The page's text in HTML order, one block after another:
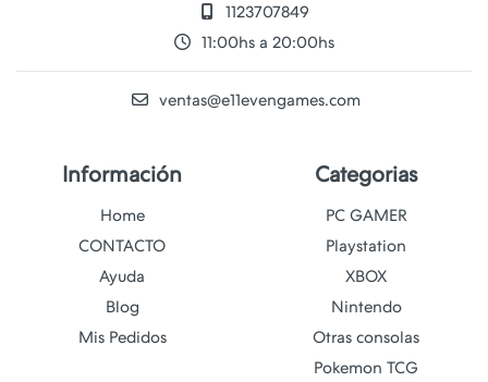
1123707849
11:00hs a 20:00hs
ventas@e11evengames.com
Información
Home
CONTACTO
Ayuda
Blog
Mis Pedidos
Categorias
PC GAMER
Playstation
XBOX
Nintendo
Otras consolas
Pokemon TCG